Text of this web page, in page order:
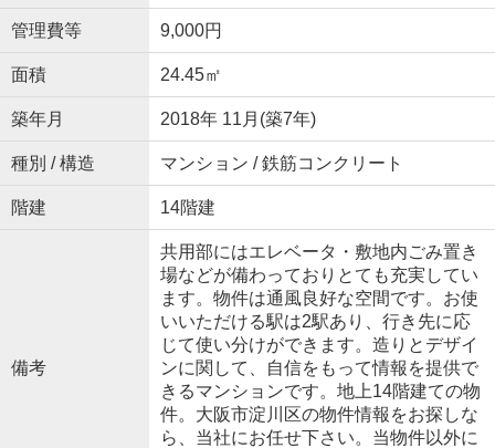
管理費等 9,000円
面積 24.45㎡
築年月 2018年 11月(築7年)
種別 / 構造 マンション / 鉄筋コンクリート
階建 14階建
備考
共用部にはエレベータ・敷地内ごみ置き
場などが備わっておりとても充実してい
ます。物件は通風良好な空間です。お使
いいただける駅は2駅あり、行き先に応
じて使い分けができます。造りとデザイ
ンに関して、自信をもって情報を提供で
きるマンションです。地上14階建ての物
件。大阪市淀川区の物件情報をお探しな
ら、当社にお任せ下さい。当物件以外に